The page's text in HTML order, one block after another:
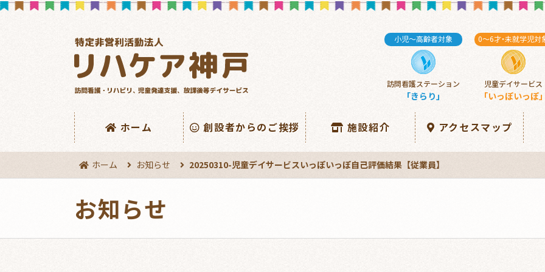
小児～高齢者対象
訪問看護ステーション
「きらり」
0～6才・未就学児対
児童デイサービス
「いっぽいっぽ
ホーム 創設者からのご挨拶 施設紹介 アクセスマップ
ホーム お知らせ 20250310-児童デイサービスいっぽいっぽ自己評価結果【従業員】
お知らせ